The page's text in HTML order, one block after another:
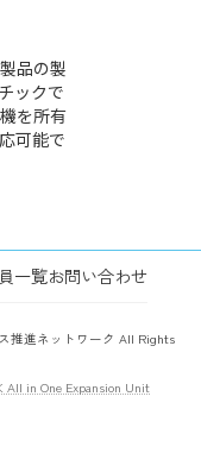
品の製
ックで
を所有
可能で
一覧お問い合わせ
推進ネットワーク All Rights
All in One Expansion Unit